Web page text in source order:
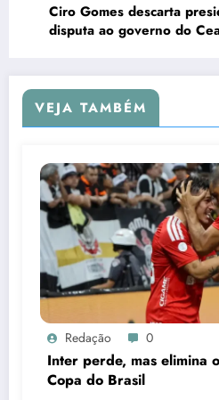
Ciro Gomes descarta
disputa ao governo do
VEJA TAMBÉM
Redação 0
Inter perde, mas elimina
Copa do Brasil